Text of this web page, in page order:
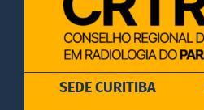
SEDE CURITIBA